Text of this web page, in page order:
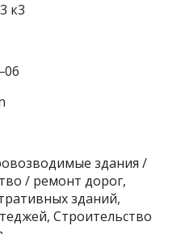
к3
здания /
/ ремонт дорог,
зданий,
Строительство